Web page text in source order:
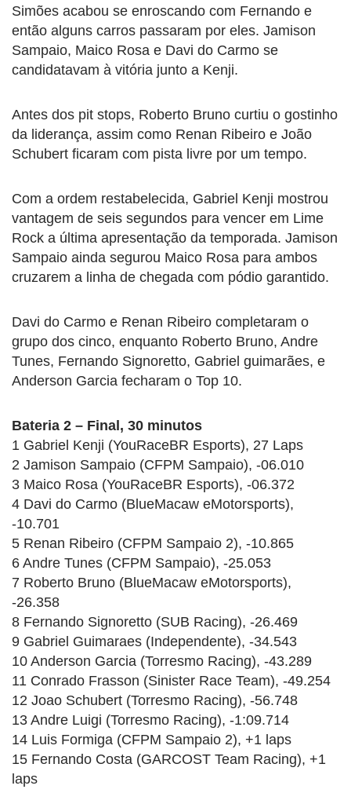
Simões acabou se enroscando com Fernando e
então alguns carros passaram por eles. Jamison
Sampaio, Maico Rosa e Davi do Carmo se
candidatavam à vitória junto a Kenji.
Antes dos pit stops, Roberto Bruno curtiu o gostinho
da liderança, assim como Renan Ribeiro e João
Schubert ficaram com pista livre por um tempo.
Com a ordem restabelecida, Gabriel Kenji mostrou
vantagem de seis segundos para vencer em Lime
Rock a última apresentação da temporada. Jamison
Sampaio ainda segurou Maico Rosa para ambos
cruzarem a linha de chegada com pódio garantido.
Davi do Carmo e Renan Ribeiro completaram o
grupo dos cinco, enquanto Roberto Bruno, Andre
Tunes, Fernando Signoretto, Gabriel guimarães, e
Anderson Garcia fecharam o Top 10.
Bateria 2 – Final, 30 minutos
1 Gabriel Kenji (YouRaceBR Esports), 27 Laps
2 Jamison Sampaio (CFPM Sampaio), -06.010
3 Maico Rosa (YouRaceBR Esports), -06.372
4 Davi do Carmo (BlueMacaw eMotorsports),
-10.701
5 Renan Ribeiro (CFPM Sampaio 2), -10.865
6 Andre Tunes (CFPM Sampaio), -25.053
7 Roberto Bruno (BlueMacaw eMotorsports),
-26.358
8 Fernando Signoretto (SUB Racing), -26.469
9 Gabriel Guimaraes (Independente), -34.543
10 Anderson Garcia (Torresmo Racing), -43.289
11 Conrado Frasson (Sinister Race Team), -49.254
12 Joao Schubert (Torresmo Racing), -56.748
13 Andre Luigi (Torresmo Racing), -1:09.714
14 Luis Formiga (CFPM Sampaio 2), +1 laps
15 Fernando Costa (GARCOST Team Racing), +1
laps